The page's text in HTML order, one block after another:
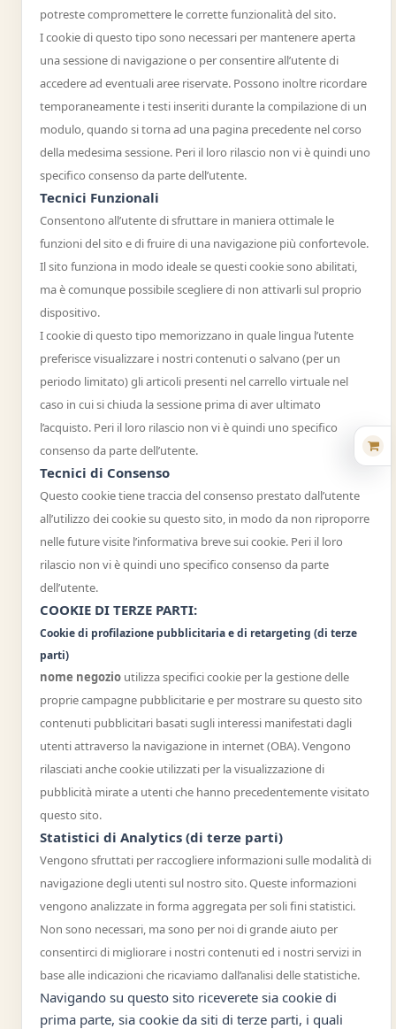
potreste compromettere le corrette funzionalità del sito.
I cookie di questo tipo sono necessari per mantenere aperta
una sessione di navigazione o per consentire all’utente di
accedere ad eventuali aree riservate. Possono inoltre ricordare
temporaneamente i testi inseriti durante la compilazione di un
modulo, quando si torna ad una pagina precedente nel corso
della medesima sessione. Peri il loro rilascio non vi è quindi uno
specifico consenso da parte dell’utente.
Tecnici Funzionali
Consentono all’utente di sfruttare in maniera ottimale le
funzioni del sito e di fruire di una navigazione più confortevole.
Il sito funziona in modo ideale se questi cookie sono abilitati,
ma è comunque possibile scegliere di non attivarli sul proprio
dispositivo.
I cookie di questo tipo memorizzano in quale lingua l’utente
preferisce visualizzare i nostri contenuti o salvano (per un
periodo limitato) gli articoli presenti nel carrello virtuale nel
caso in cui si chiuda la sessione prima di aver ultimato
l’acquisto. Peri il loro rilascio non vi è quindi uno specifico
consenso da parte dell’utente.
Tecnici di Consenso
Questo cookie tiene traccia del consenso prestato dall’utente
all’utilizzo dei cookie su questo sito, in modo da non riproporre
nelle future visite l’informativa breve sui cookie. Peri il loro
rilascio non vi è quindi uno specifico consenso da parte
dell’utente.
COOKIE DI TERZE PARTI:
Cookie di profilazione pubblicitaria e di retargeting (di terze
parti)
nome negozio utilizza specifici cookie per la gestione delle
proprie campagne pubblicitarie e per mostrare su questo sito
contenuti pubblicitari basati sugli interessi manifestati dagli
utenti attraverso la navigazione in internet (OBA). Vengono
rilasciati anche cookie utilizzati per la visualizzazione di
pubblicità mirate a utenti che hanno precedentemente visitato
questo sito.
Statistici di Analytics (di terze parti)
Vengono sfruttati per raccogliere informazioni sulle modalità di
navigazione degli utenti sul nostro sito. Queste informazioni
vengono analizzate in forma aggregata per soli fini statistici.
Non sono necessari, ma sono per noi di grande aiuto per
consentirci di migliorare i nostri contenuti ed i nostri servizi in
base alle indicazioni che ricaviamo dall’analisi delle statistiche.
Navigando su questo sito riceverete sia cookie di
prima parte, sia cookie da siti di terze parti, i quali